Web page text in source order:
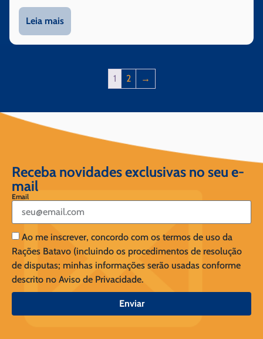
Leia mais
1 2 →
Receba novidades exclusivas no seu e-
mail
Email
Ao me inscrever, concordo com os termos de uso da
Rações Batavo (incluindo os procedimentos de resolução
de disputas; minhas informações serão usadas conforme
descrito no Aviso de Privacidade.
Enviar